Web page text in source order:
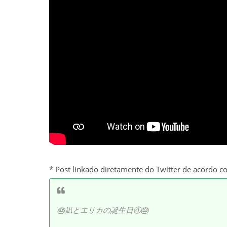
* Post linkado diretamente do Twitter de acordo
🎂凪とエリカの誕生日④🎂